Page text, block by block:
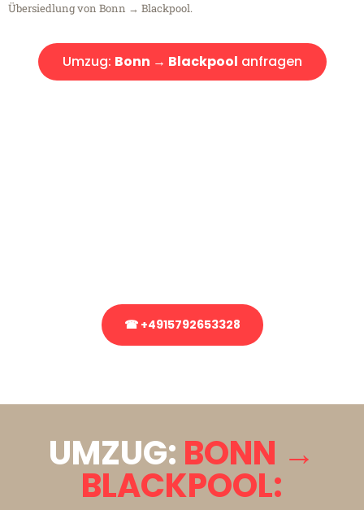
Übersiedlung von Bonn → Blackpool.
Umzug: Bonn → Blackpool anfragen
☎ +4915792653328
UMZUG: BONN →
BLACKPOOL: